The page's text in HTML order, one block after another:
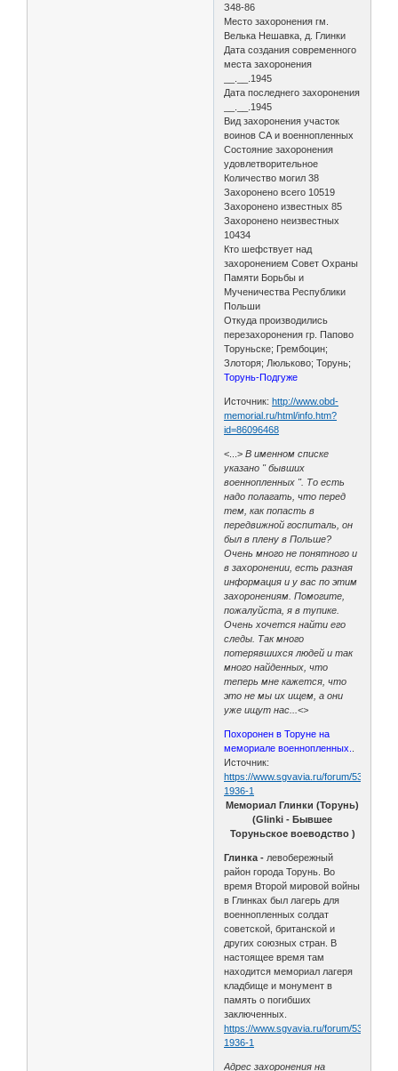
З48-86
Место захоронения гм.
Велька Нешавка, д. Глинки
Дата создания современного
места захоронения
__.__.1945
Дата последнего захоронения
__.__.1945
Вид захоронения участок
воинов СА и военнопленных
Состояние захоронения
удовлетворительное
Количество могил 38
Захоронено всего 10519
Захоронено известных 85
Захоронено неизвестных
10434
Кто шефствует над
захоронением Совет Охраны
Памяти Борьбы и
Мученичества Республики
Польши
Откуда производились
перезахоронения гр. Папово
Торуньске; Грембоцин;
Злоторя; Люльково; Торунь;
Торунь-Подгуже
Источник: http://www.obd-
memorial.ru/html/info.htm?
id=86096468
<...>В именном списке
указано " бывших
военнопленных ". То есть
надо полагать, что перед
тем, как попасть в
передвижной госпиталь, он
был в плену в Польше?
Очень много не понятного и
в захоронении, есть разная
информация и у вас по этим
захоронениям. Помогите,
пожалуйста, я в тупике.
Очень хочется найти его
следы. Так много
потерявшихся людей и так
много найденных, что
теперь мне кажется, что
это не мы их ищем, а они
уже ищут нас...<>
Похоронен в Торуне на
мемориале военнопленных..
Источник:
https://www.sgvavia.ru/forum/537-
1936-1
Мемориал Глинки (Торунь)
(Glinki - Бывшее
Торуньское воеводство )
Глинка - левобережный
район города Торунь. Во
время Второй мировой войны
в Глинках был лагерь для
военнопленных солдат
советской, британской и
других союзных стран. В
настоящее время там
находится мемориал лагеря
кладбище и монумент в
память о погибших
заключенных.
https://www.sgvavia.ru/forum/537-
1936-1
Адрес захоронения на